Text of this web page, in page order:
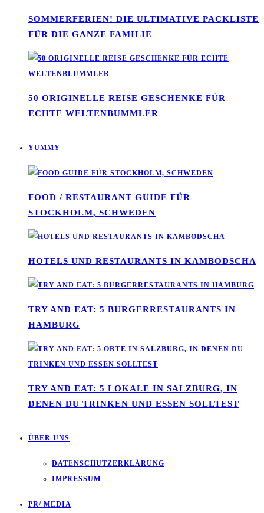
SOMMERFERIEN! DIE ULTIMATIVE PACKLISTE
FÜR DIE GANZE FAMILIE
50 ORIGINELLE REISE GESCHENKE FÜR
ECHTE WELTENBUMMLER
YUMMY
FOOD / RESTAURANT GUIDE FÜR
STOCKHOLM, SCHWEDEN
HOTELS UND RESTAURANTS IN KAMBODSCHA
TRY AND EAT: 5 BURGERRESTAURANTS IN
HAMBURG
TRY AND EAT: 5 LOKALE IN SALZBURG, IN
DENEN DU TRINKEN UND ESSEN SOLLTEST
ÜBER UNS
DATENSCHUTZERKLÄRUNG
IMPRESSUM
PR/ MEDIA